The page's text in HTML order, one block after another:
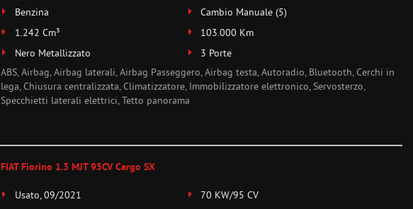
Benzina
Cambio Manuale (5)
1.242 Cm³
103.000 Km
Nero Metallizzato
3 Porte
ABS, Airbag, Airbag laterali, Airbag Passeggero, Airbag testa, Autoradio, Bluetooth, Cerchi in
lega, Chiusura centralizzata, Climatizzatore, Immobilizzatore elettronico, Servosterzo,
Specchietti laterali elettrici, Tetto panorama
FIAT Fiorino 1.3 MJT 95CV Cargo SX
Usato, 09/2021
70 KW/95 CV